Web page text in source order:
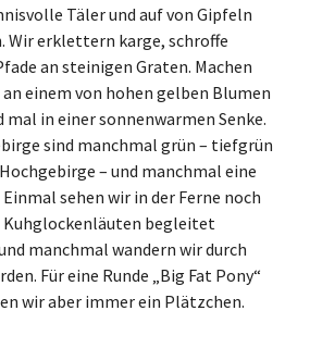
Täler und auf von Gipfeln
Wir erklettern karge, schroffe
an steinigen Graten. Machen
einem von hohen gelben Blumen
mal in einer sonnenwarmen Senke.
sind manchmal grün – tiefgrün
– und manchmal eine
sehen wir in der Ferne noch
Kuhglockenläuten begleitet
manchmal wandern wir durch
Für eine Runde „Big Fat Pony“
wir aber immer ein Plätzchen.